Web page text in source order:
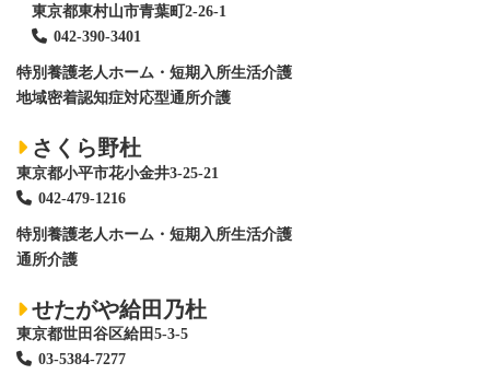
東京都東村山市青葉町2-26-1
042-390-3401
特別養護老人ホーム ・短期入所生活介護
地域密着認知症対応型通所介護
さくら野杜
東京都小平市花小金井3-25-21
042-479-1216
特別養護老人ホーム ・短期入所生活介護
通所介護
せたがや給田乃杜
東京都世田谷区給田5-3-5
03-5384-7277